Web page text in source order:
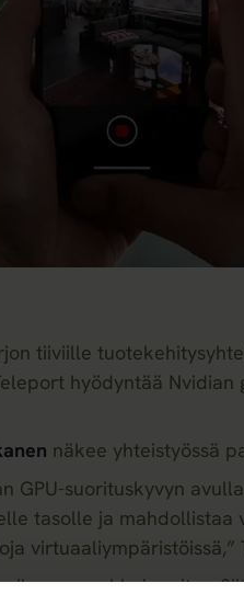
tiiviille
hyödyntää
näkee yhteistyössä
GPU-suorituskyvyn
tasolle ja
arvokkain yritys.